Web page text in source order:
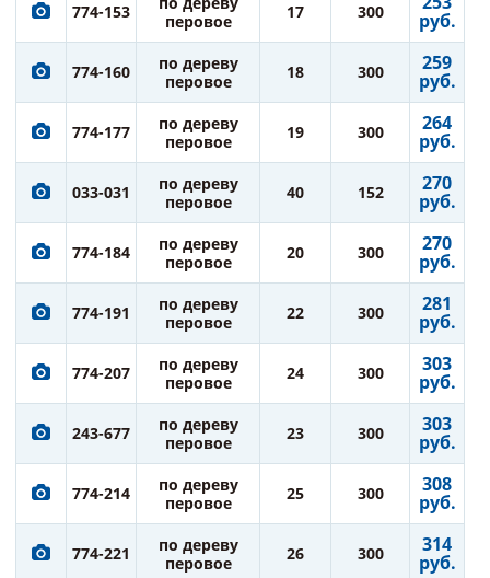
774-153
перовое
17 300 руб.
774-160
по дереву
перовое
18 300 259
руб.
774-177
по дереву
перовое
19 300 264
руб.
033-031
по дереву
перовое
40 152 270
руб.
774-184
по дереву
перовое
20 300 270
руб.
774-191
по дереву
перовое
22 300 281
руб.
774-207
по дереву
перовое
24 300 303
руб.
243-677
по дереву
перовое
23 300 303
руб.
774-214
по дереву
перовое
25 300 308
руб.
774-221
по дереву
перовое
26 300 314
руб.